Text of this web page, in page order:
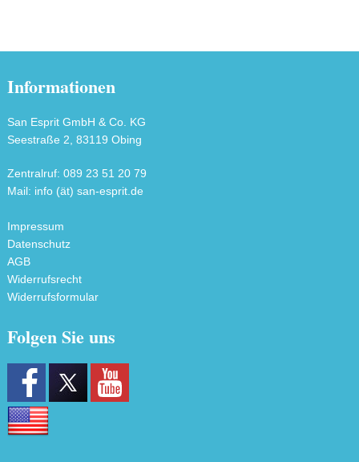
Informationen
San Esprit GmbH & Co. KG
Seestraße 2, 83119 Obing
Zentralruf: 089 23 51 20 79
Mail: info (ät) san-esprit.de
Impressum
Datenschutz
AGB
Widerrufsrecht
Widerrufsformular
Folgen Sie uns